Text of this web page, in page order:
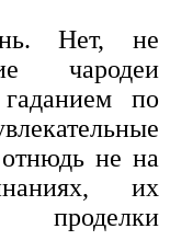
Нет, не
чародеи
по
не на
их
проделки